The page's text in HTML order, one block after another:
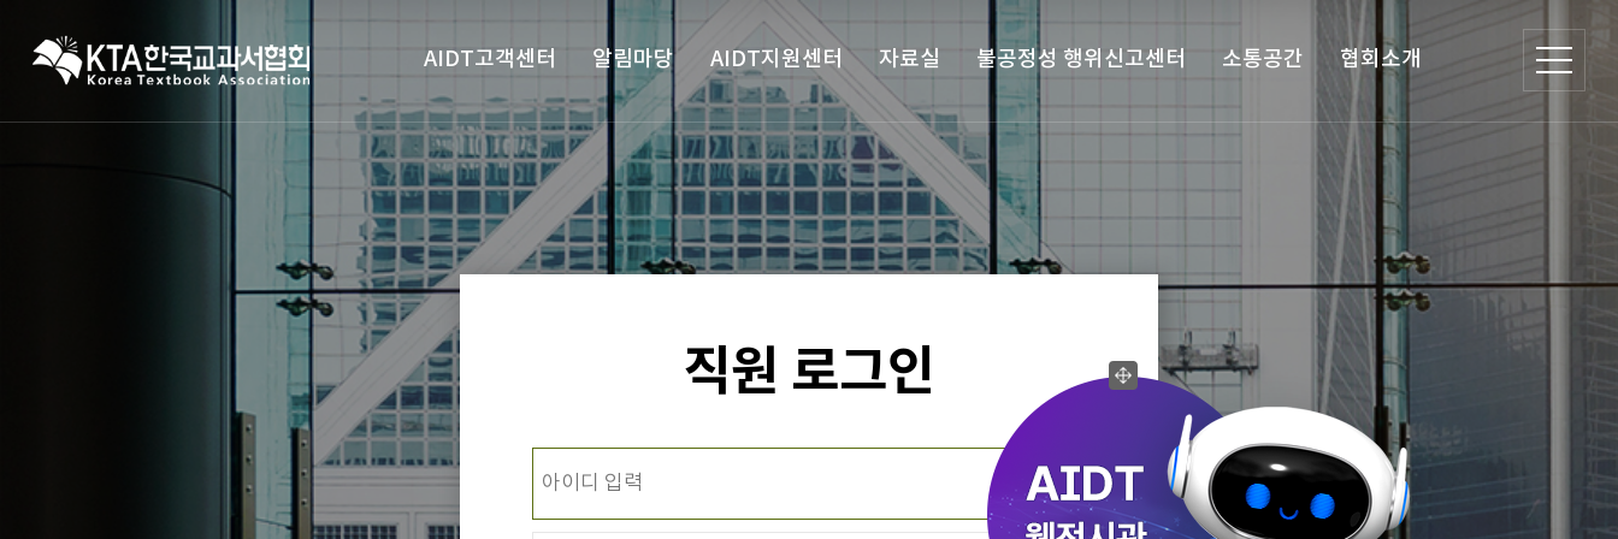
AIDT고객센터 알림마당 AIDT지원센터 자료실 불공정성 행위신고센터 소통공간 협회소개
직원 로그인